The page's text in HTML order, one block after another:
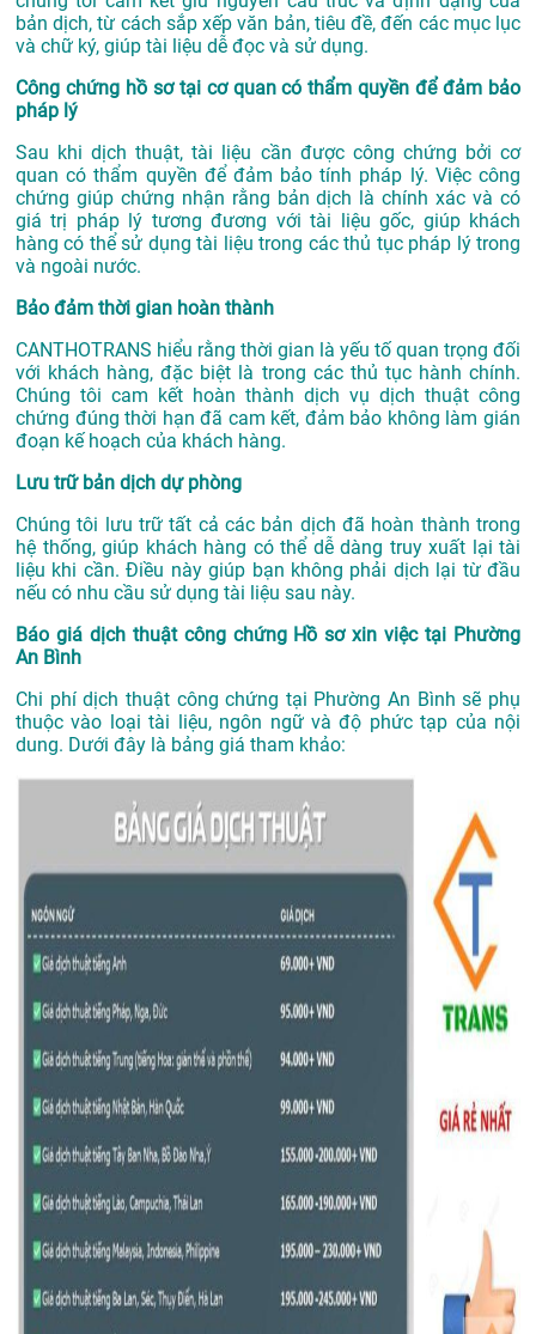
bản dịch, từ cách sắp xếp văn bản, tiêu đề, đến các mục lục
và chữ ký, giúp tài liệu dễ đọc và sử dụng.
Công chứng hồ sơ tại cơ quan có thẩm quyền để đảm bảo
pháp lý
Sau khi dịch thuật, tài liệu cần được công chứng bởi cơ
quan có thẩm quyền để đảm bảo tính pháp lý. Việc công
chứng giúp chứng nhận rằng bản dịch là chính xác và có
giá trị pháp lý tương đương với tài liệu gốc, giúp khách
hàng có thể sử dụng tài liệu trong các thủ tục pháp lý trong
và ngoài nước.
Bảo đảm thời gian hoàn thành
CANTHOTRANS hiểu rằng thời gian là yếu tố quan trọng đối
với khách hàng, đặc biệt là trong các thủ tục hành chính.
Chúng tôi cam kết hoàn thành dịch vụ dịch thuật công
chứng đúng thời hạn đã cam kết, đảm bảo không làm gián
đoạn kế hoạch của khách hàng.
Lưu trữ bản dịch dự phòng
Chúng tôi lưu trữ tất cả các bản dịch đã hoàn thành trong
hệ thống, giúp khách hàng có thể dễ dàng truy xuất lại tài
liệu khi cần. Điều này giúp bạn không phải dịch lại từ đầu
nếu có nhu cầu sử dụng tài liệu sau này.
Báo giá dịch thuật công chứng Hồ sơ xin việc tại Phường
An Bình
Chi phí dịch thuật công chứng tại Phường An Bình sẽ phụ
thuộc vào loại tài liệu, ngôn ngữ và độ phức tạp của nội
dung. Dưới đây là bảng giá tham khảo: